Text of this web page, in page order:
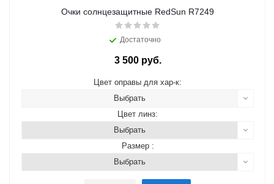
Очки солнцезащитные RedSun R7249
Достаточно
3 500 руб.
Цвет оправы для хар-к:
Выбрать
Цвет линз:
Выбрать
Размер :
Выбрать